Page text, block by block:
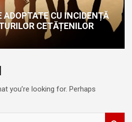
CU INCIDENȚĂ
CETĂȚENILOR
you’re looking for. Perhaps